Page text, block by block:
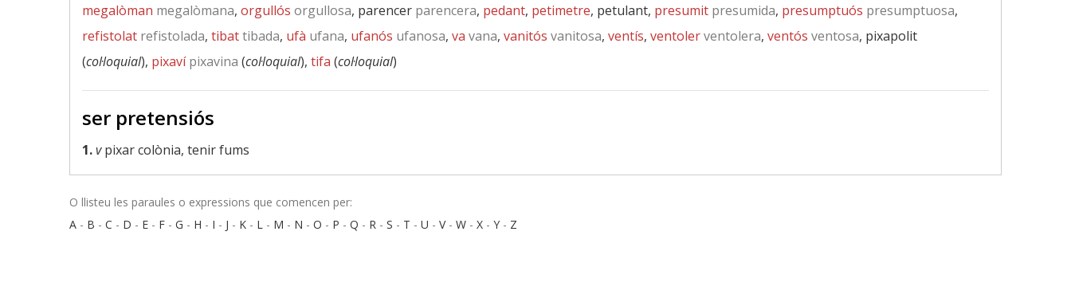
megalòman megalòmana, orgullós orgullosa, parencer parencera, pedant, petimetre, petulant, presumit presumida, presumptuós presumptuosa,
refistolat refistolada, tibattibada, ufà ufana, ufanós ufanosa, va vana, vanitós vanitosa, ventís, ventolerventolera, ventós ventosa, pixapolit
(col·loquial), pixavípixavina (col·loquial), tifa (col·loquial)
ser pretensiós
1.vpixar colònia, tenir fums
O llisteu les paraules o expressions que comencen per:
A - B - C - D - E - F - G - H - I - J - K - L - M - N - O - P - Q - R - S - T - U - V- W - X - Y - Z